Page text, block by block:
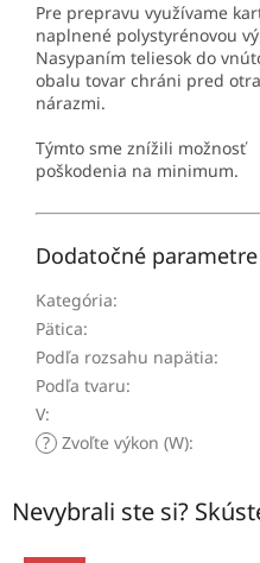
Pre prepravu využívame
naplnené polystyrénovou
Nasypaním teliesok do
obalu tovar chráni pred
nárazmi.
Týmto sme znížili možnosť
poškodenia na minimum.
Dodatočné parametre
Kategória:
Pätica:
Podľa rozsahu napätia:
Podľa tvaru:
V:
? Zvoľte výkon (W):
Nevybrali ste si?